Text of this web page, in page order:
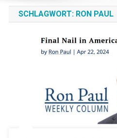
SCHLAGWORT: RON PAUL